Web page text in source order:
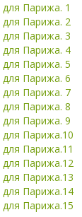
Парижа. 1
Парижа. 2
Парижа. 3
Парижа. 4
Парижа. 5
Парижа. 6
Парижа. 7
Парижа. 8
Парижа. 9
Парижа.10
Парижа.11
Парижа.12
Парижа.13
Парижа.14
Парижа.15